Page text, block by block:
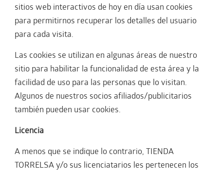
sitios web interactivos de hoy en día usan cookies
para permitirnos recuperar los detalles del usuario
para cada visita.
Las cookies se utilizan en algunas áreas de nuestro
sitio para habilitar la funcionalidad de esta área y la
facilidad de uso para las personas que lo visitan.
Algunos de nuestros socios afiliados/publicitarios
también pueden usar cookies.
Licencia
A menos que se indique lo contrario, TIENDA
TORRELSA y/o sus licenciatarios les pertenecen los